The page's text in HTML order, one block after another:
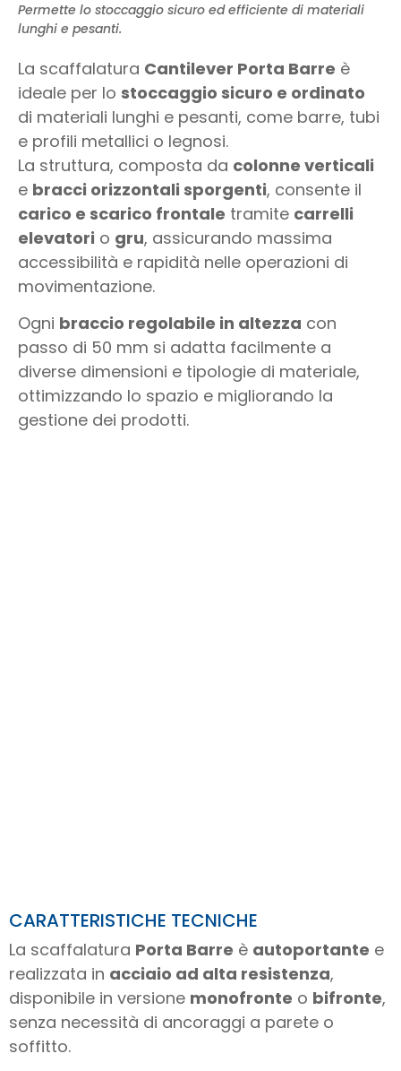
Permette lo stoccaggio sicuro ed efficiente di materiali
lunghi e pesanti.
La scaffalatura Cantilever Porta Barre è
ideale per lo stoccaggio sicuro e ordinato
di materiali lunghi e pesanti, come barre, tubi
e profili metallici o legnosi.
La struttura, composta da colonne verticali
e bracci orizzontali sporgenti, consente il
carico e scarico frontale tramite carrelli
elevatori o gru, assicurando massima
accessibilità e rapidità nelle operazioni di
movimentazione.
Ogni braccio regolabile in altezza con
passo di 50 mm si adatta facilmente a
diverse dimensioni e tipologie di materiale,
ottimizzando lo spazio e migliorando la
gestione dei prodotti.
CARATTERISTICHE TECNICHE
La scaffalatura Porta Barre è autoportante e
realizzata in acciaio ad alta resistenza,
disponibile in versione monofronte o bifronte,
senza necessità di ancoraggi a parete o
soffitto.